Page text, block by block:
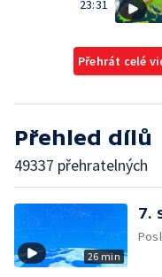
23:31
Přehrát celé
Přehled dílů
49337 přehratelných
26 min
7.